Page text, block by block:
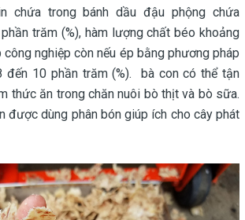
chứa trong bánh dầu đậu phộng chứa
trăm (%), hàm lượng chất béo khoảng
nghiệp còn nếu ép bằng phương pháp
đến 10 phần trăm (%). bà con có thể tận
thức ăn trong chăn nuôi bò thịt và bò sữa.
được dùng phân bón giúp ích cho cây phát